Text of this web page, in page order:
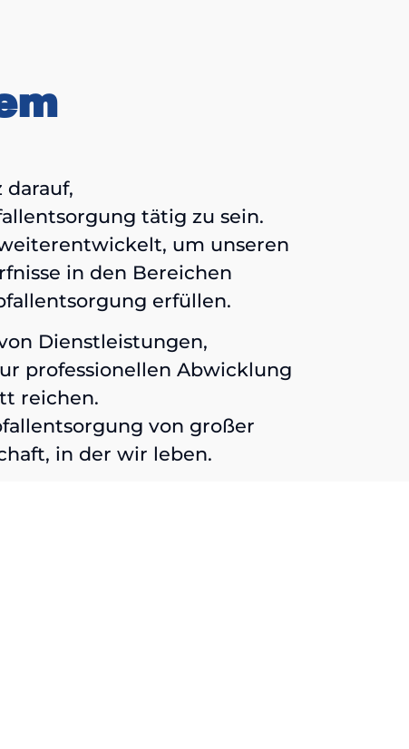
darauf,
tätig zu sein.
um unseren
in den Bereichen
erfüllen.
Dienstleistungen,
professionellen Abwicklung
reichen.
von großer
in der wir leben.